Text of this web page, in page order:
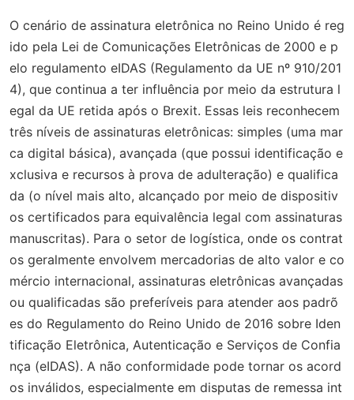
O cenário de assinatura eletrônica no Reino Unido é reg
ido pela Lei de Comunicações Eletrônicas de 2000 e p
elo regulamento eIDAS (Regulamento da UE nº 910/201
4), que continua a ter influência por meio da estrutura l
egal da UE retida após o Brexit. Essas leis reconhecem
três níveis de assinaturas eletrônicas: simples (uma mar
ca digital básica), avançada (que possui identificação e
xclusiva e recursos à prova de adulteração) e qualifica
da (o nível mais alto, alcançado por meio de dispositiv
os certificados para equivalência legal com assinaturas
manuscritas). Para o setor de logística, onde os contrat
os geralmente envolvem mercadorias de alto valor e co
mércio internacional, assinaturas eletrônicas avançadas
ou qualificadas são preferíveis para atender aos padrõ
es do Regulamento do Reino Unido de 2016 sobre Iden
tificação Eletrônica, Autenticação e Serviços de Confia
nça (eIDAS). A não conformidade pode tornar os acord
os inválidos, especialmente em disputas de remessa int